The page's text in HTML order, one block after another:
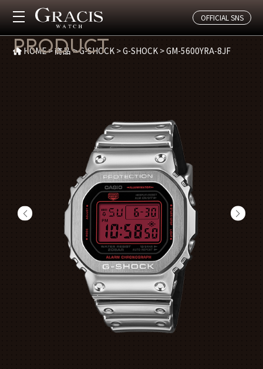
OFFICIAL SNS
商品紹介
PRODUCT
HOME>商品>G-SHOCK >G-SHOCK >GM-5600YRA-8JF